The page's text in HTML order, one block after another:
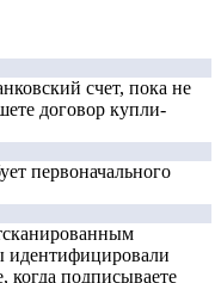
счет, пока не
договор купли-
первоначального
идентифицировали
когда подписываете